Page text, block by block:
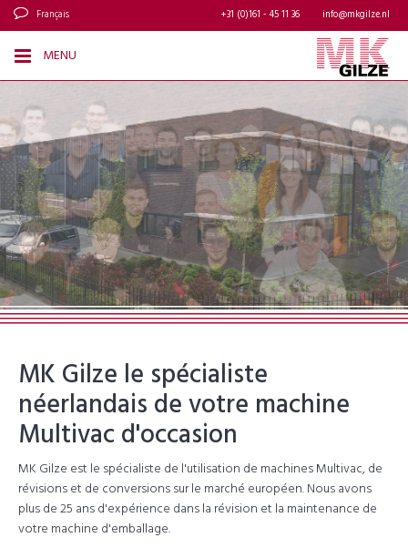
Français info@mkgilze.nl
+31 (0)161 - 45 11 36
MENU
MK Gilze le spécialiste
néerlandais de votre machine
Multivac d'occasion
MK Gilze est le spécialiste de l'utilisation de machines Multivac, de
révisions et de conversions sur le marché européen. Nous avons
plus de 25 ans d'expérience dans la révision et la maintenance de
votre machine d'emballage.